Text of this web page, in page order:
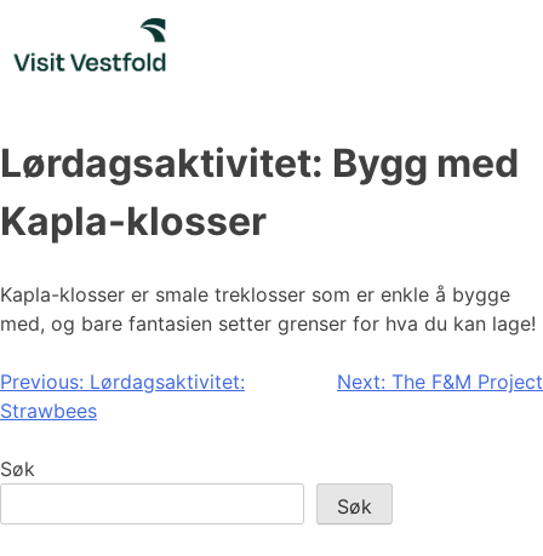
content
Lørdagsaktivitet: Bygg med
Kapla-klosser
Kapla-klosser er smale treklosser som er enkle å bygge
med, og bare fantasien setter grenser for hva du kan lage!
Innleggsnavigasjon
Previous: Lørdagsaktivitet:
Strawbees
Next: The F&M Project
Søk
Søk